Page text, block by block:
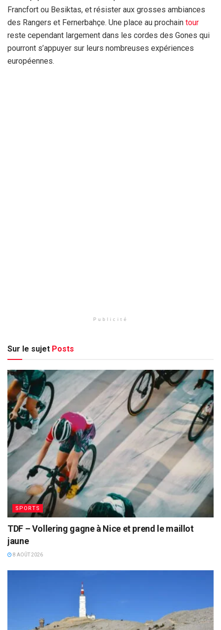
Francfort ou Besiktas, et résister aux grosses ambiances
des Rangers et Fernerbahçe. Une place au prochain tour
reste cependant largement dans les cordes des Gones qui
pourront s’appuyer sur leurs nombreuses expériences
européennes.
Publicité
Sur le sujet Posts
SPORTS
TDF – Vollering gagne à Nice et prend le maillot
jaune
8 AOÛT 2026